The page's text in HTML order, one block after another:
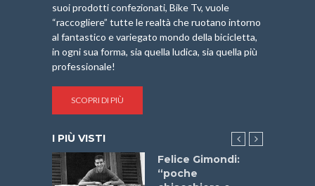
suoi prodotti confezionati, Bike Tv, vuole
“raccogliere” tutte le realtà che ruotano intorno
al fantastico e variegato mondo della bicicletta,
in ogni sua forma, sia quella ludica, sia quella più
professionale!
SCOPRI DI PIÙ
I PIÙ VISTI
Felice Gimondi:
“poche